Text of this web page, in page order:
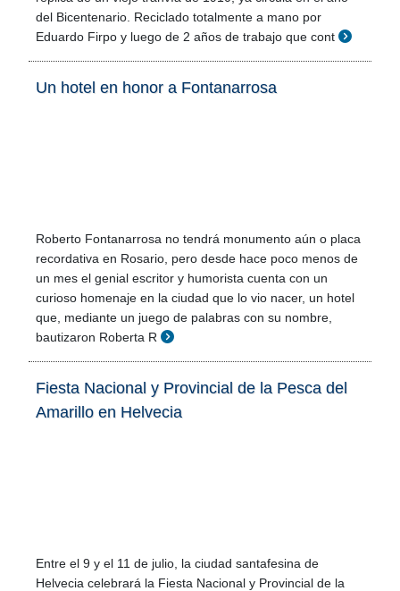
del Bicentenario. Reciclado totalmente a mano por
Eduardo Firpo y luego de 2 años de trabajo que cont
Un hotel en honor a Fontanarrosa
Roberto Fontanarrosa no tendrá monumento aún o placa
recordativa en Rosario, pero desde hace poco menos de
un mes el genial escritor y humorista cuenta con un
curioso homenaje en la ciudad que lo vio nacer, un hotel
que, mediante un juego de palabras con su nombre,
bautizaron Roberta R
Fiesta Nacional y Provincial de la Pesca del
Amarillo en Helvecia
Entre el 9 y el 11 de julio, la ciudad santafesina de
Helvecia celebrará la Fiesta Nacional y Provincial de la